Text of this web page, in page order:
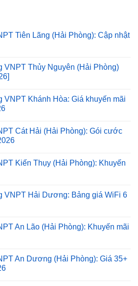
Tiên Lãng (Hải Phòng): Cập nhật
VNPT Thủy Nguyên (Hải Phòng)
VNPT Khánh Hòa: Giá khuyến mãi
Cát Hải (Hải Phòng): Gói cước
Kiến Thụy (Hải Phòng): Khuyến
VNPT Hải Dương: Bảng giá WiFi 6
An Lão (Hải Phòng): Khuyến mãi
An Dương (Hải Phòng): Giá 35+